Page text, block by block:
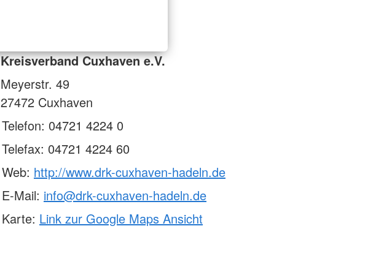
Kreisverband Cuxhaven e.V.
Meyerstr. 49
27472 Cuxhaven
Telefon: 04721 4224 0
Telefax: 04721 4224 60
Web: http://www.drk-cuxhaven-hadeln.de
E-Mail: info@drk-cuxhaven-hadeln.de
Karte: Link zur Google Maps Ansicht